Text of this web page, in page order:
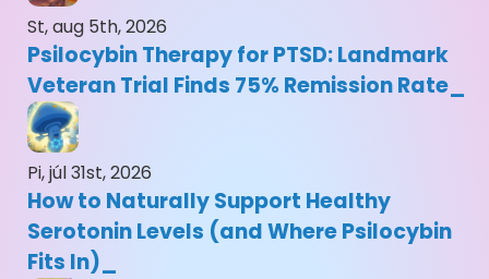
St, aug 5th, 2026
Psilocybin Therapy for PTSD: Landmark
Veteran Trial Finds 75% Remission Rate
Pi, júl 31st, 2026
How to Naturally Support Healthy
Serotonin Levels (and Where Psilocybin
Fits In)